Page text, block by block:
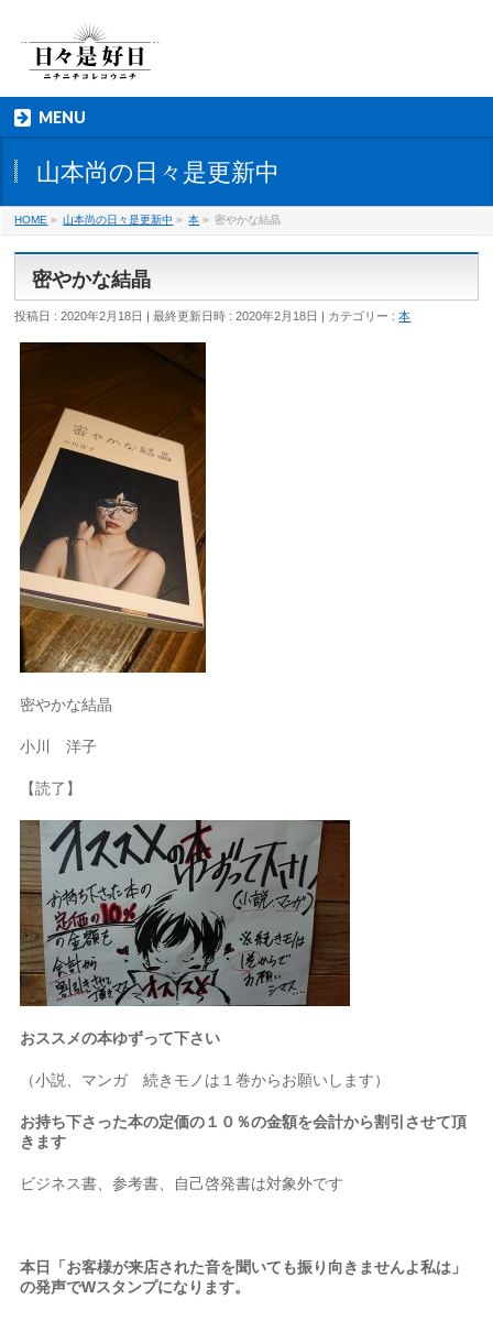
MENU
山本尚の日々是更新中
HOME » 山本尚の日々是更新中 » 本 » 密やかな結晶
密やかな結晶
投稿日 : 2020年2月18日 最終更新日時 : 2020年2月18日 カテゴリー :本
密やかな結晶
小川 洋子
【読了】
おススメの本ゆずって下さい
（小説、マンガ 続きモノは１巻からお願いします）
お持ち下さった本の定価の１０％の金額を会計から割引させて頂
きます
ビジネス書、参考書、自己啓発書は対象外です
本日「お客様が来店された音を聞いても振り向きませんよ私は」
の発声でWスタンプになります。